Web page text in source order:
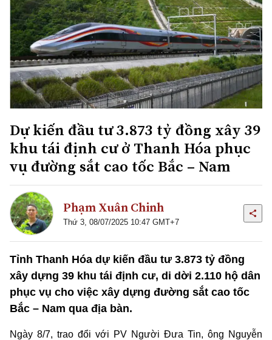
Dự kiến đầu tư 3.873 tỷ đồng xây 39
khu tái định cư ở Thanh Hóa phục
vụ đường sắt cao tốc Bắc – Nam
Phạm Xuân Chinh
Thứ 3, 08/07/2025 10:47 GMT+7
Tỉnh Thanh Hóa dự kiến đầu tư 3.873 tỷ đồng
xây dựng 39 khu tái định cư, di dời 2.110 hộ dân
phục vụ cho việc xây dựng đường sắt cao tốc
Bắc – Nam qua địa bàn.
Ngày 8/7, trao đổi với PV Người Đưa Tin, ông Nguyễn